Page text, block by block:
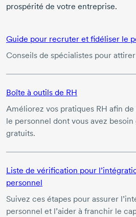
prospérité de votre entreprise.
Guide pour recruter et fidéliser le
Conseils de spécialistes pour
Boîte à outils de RH
Améliorez vos pratiques RH afin
le personnel dont vous avez
gratuits.
Liste de vérification pour
personnel
Suivez ces étapes pour assurer
personnel et l’aider à franchir le